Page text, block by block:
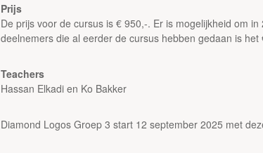
Prijs
De prijs voor de cursus is € 950,-. Er is mogelijkheid om
deelnemers die al eerder de cursus hebben gedaan is het
Teachers
Hassan Elkadi en Ko Bakker
Diamond Logos Groep 3 start 12 september 2025 met